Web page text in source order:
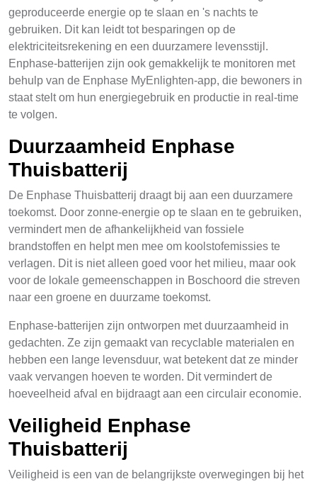
geproduceerde energie op te slaan en 's nachts te
gebruiken. Dit kan leidt tot besparingen op de
elektriciteitsrekening en een duurzamere levensstijl.
Enphase-batterijen zijn ook gemakkelijk te monitoren met
behulp van de Enphase MyEnlighten-app, die bewoners in
staat stelt om hun energiegebruik en productie in real-time
te volgen.
Duurzaamheid Enphase
Thuisbatterij
De Enphase Thuisbatterij draagt bij aan een duurzamere
toekomst. Door zonne-energie op te slaan en te gebruiken,
vermindert men de afhankelijkheid van fossiele
brandstoffen en helpt men mee om koolstofemissies te
verlagen. Dit is niet alleen goed voor het milieu, maar ook
voor de lokale gemeenschappen in Boschoord die streven
naar een groene en duurzame toekomst.
Enphase-batterijen zijn ontworpen met duurzaamheid in
gedachten. Ze zijn gemaakt van recyclable materialen en
hebben een lange levensduur, wat betekent dat ze minder
vaak vervangen hoeven te worden. Dit vermindert de
hoeveelheid afval en bijdraagt aan een circulair economie.
Veiligheid Enphase
Thuisbatterij
Veiligheid is een van de belangrijkste overwegingen bij het